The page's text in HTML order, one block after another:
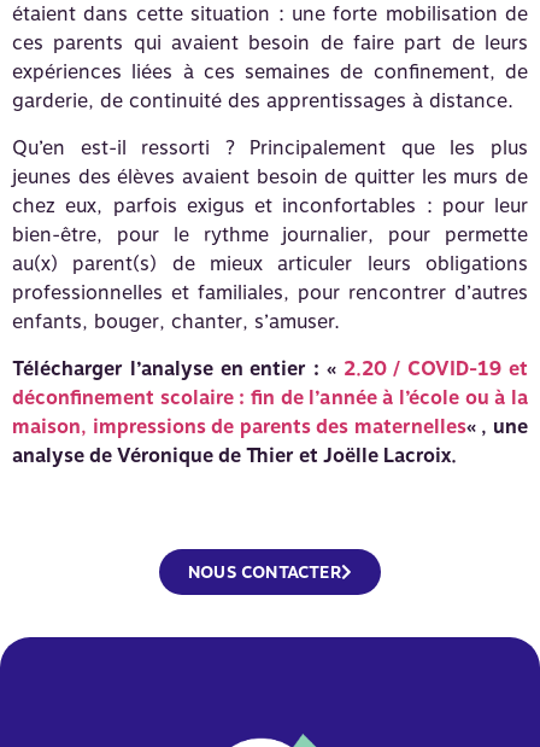
étaient dans cette situation : une forte mobilisation de
ces parents qui avaient besoin de faire part de leurs
expériences liées à ces semaines de confinement, de
garderie, de continuité des apprentissages à distance.
Qu’en est-il ressorti ? Principalement que les plus
jeunes des élèves avaient besoin de quitter les murs de
chez eux, parfois exigus et inconfortables : pour leur
bien-être, pour le rythme journalier, pour permette
au(x) parent(s) de mieux articuler leurs obligations
professionnelles et familiales, pour rencontrer d’autres
enfants, bouger, chanter, s’amuser.
Télécharger l’analyse en entier : « 2.20 / COVID-19 et
déconfinement scolaire : fin de l’année à l’école ou à la
maison, impressions de parents des maternelles« , une
analyse de Véronique de Thier et Joëlle Lacroix.
NOUS CONTACTER